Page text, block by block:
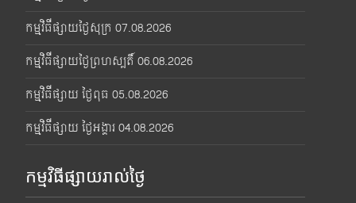
កម្មវិធីផ្សាយថ្ងៃសុក្រ 07.08.2026
កម្មវិធីផ្សាយថ្ងៃព្រហស្បតិ៍ 06.08.2026
កម្មវិធីផ្សាយ ថ្ងៃពុធ 05.08.2026
កម្មវិធីផ្សាយ ថ្ងៃអង្គារ 04.08.2026
កម្មវិធីផ្សាយរាល់ថ្ងៃ